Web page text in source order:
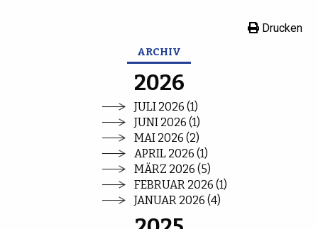
Drucken
ARCHIV
2026
JULI 2026 (1)
JUNI 2026 (1)
MAI 2026 (2)
APRIL 2026 (1)
MÄRZ 2026 (5)
FEBRUAR 2026 (1)
JANUAR 2026 (4)